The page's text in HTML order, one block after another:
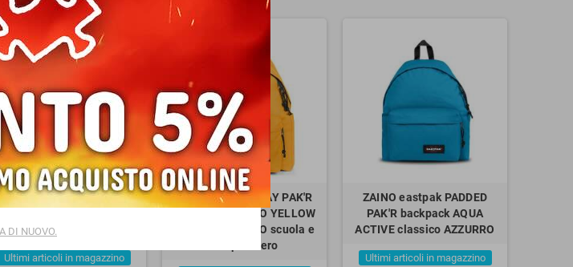
eastpak PINNACLE
da 38 litri FANTASIA
Ultimi articoli in magazzino
ZAINO eastpak DAY PAK'R
backpack MANGO YELLOW
da 24 litri GIALLO scuola e
tempo libero
ZAINO eastpak PADDED
PAK'R backpack AQUA
ACTIVE classico AZZURRO
Ultimi articoli in magazzino
DI NUOVO.